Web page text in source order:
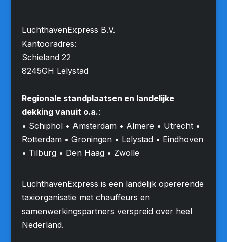
LuchthavenExpress B.V.
Kantooradres:
Schieland 22
8245GH Lelystad
Regionale standplaatsen en landelijke
dekking vanuit o.a.:
• Schiphol • Amsterdam • Almere • Utrecht •
Rotterdam • Groningen • Lelystad • Eindhoven
• Tilburg • Den Haag • Zwolle
LuchthavenExpress is een landelijk opererende
taxiorganisatie met chauffeurs en
samenwerkingspartners verspreid over heel
Nederland.